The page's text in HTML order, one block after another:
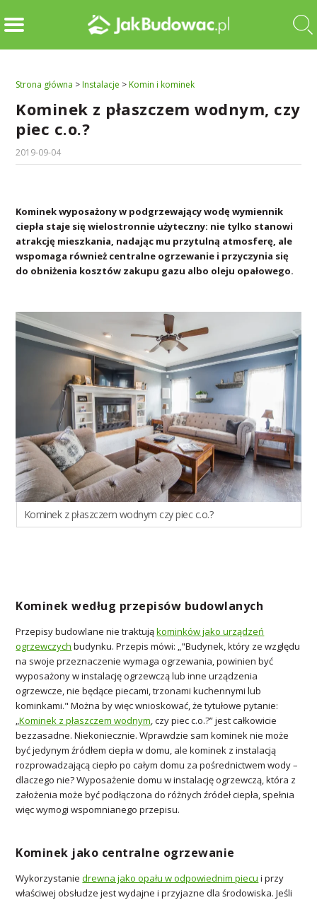
Strona główna >Instalacje >Komin i kominek
Kominek z płaszczem wodnym, czy
piec c.o.?
2019-09-04
Kominek wyposażony w podgrzewający wodę wymiennik
ciepła staje się wielostronnie użyteczny: nie tylko stanowi
atrakcję mieszkania, nadając mu przytulną atmosferę, ale
wspomaga również centralne ogrzewanie i przyczynia się
do obniżenia kosztów zakupu gazu albo oleju opałowego.
Kominek z płaszczem wodnym czy piec c.o.?
Kominek według przepisów budowlanych
Przepisy budowlane nie traktująkominków jako urządzeń
ogrzewczych budynku. Przepis mówi: „"Budynek, który ze względu
na swoje przeznaczenie wymaga ogrzewania, powinien być
wyposażony w instalację ogrzewczą lub inne urządzenia
ogrzewcze, nie będące piecami, trzonami kuchennymi lub
kominkami." Można by więc wnioskować, że tytułowe pytanie:
„Kominek z płaszczem wodnym, czy piec c.o.?” jest całkowicie
bezzasadne. Niekoniecznie. Wprawdzie sam kominek nie może
być jedynym źródłem ciepła w domu, ale kominek z instalacją
rozprowadzającą ciepło po całym domu za pośrednictwem wody –
dlaczego nie? Wyposażenie domu w instalację ogrzewczą, która z
założenia może być podłączona do różnych źródeł ciepła, spełnia
więc wymogi wspomnianego przepisu.
Kominek jako centralne ogrzewanie
Wykorzystaniedrewna jako opału w odpowiednim piecu i przy
właściwej obsłudze jest wydajne i przyjazne dla środowiska. Jeśli